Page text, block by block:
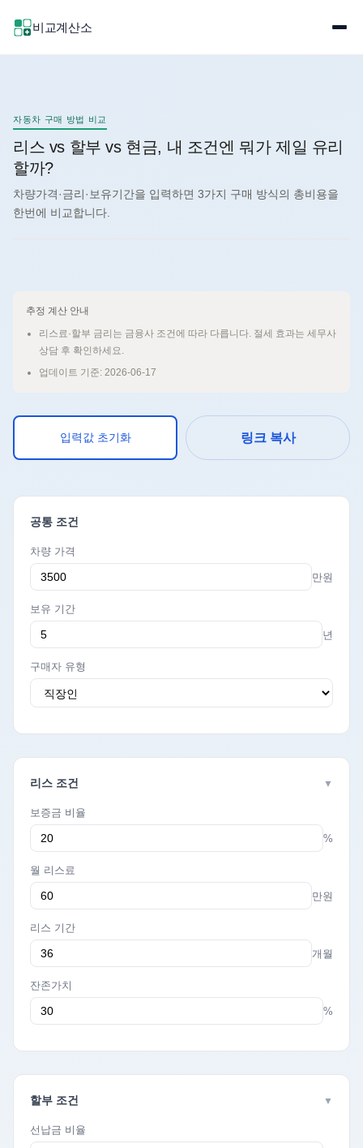
비교계산소
자동차 구매 방법 비교
리스 vs 할부 vs 현금, 내 조건엔 뭐가 제일 유리
할까?
차량가격·금리·보유기간을 입력하면 3가지 구매 방식의 총비용을
한번에 비교합니다.
추정 계산 안내
리스료·할부 금리는 금융사 조건에 따라 다릅니다. 절세 효과는 세무사
상담 후 확인하세요.
업데이트 기준: 2026-06-17
입력값 초기화 링크 복사
공통 조건
차량 가격
만원
보유 기간
년
구매자 유형
리스 조건 ▼
보증금 비율
%
월 리스료
만원
리스 기간
개월
잔존가치
%
할부 조건 ▼
선납금 비율